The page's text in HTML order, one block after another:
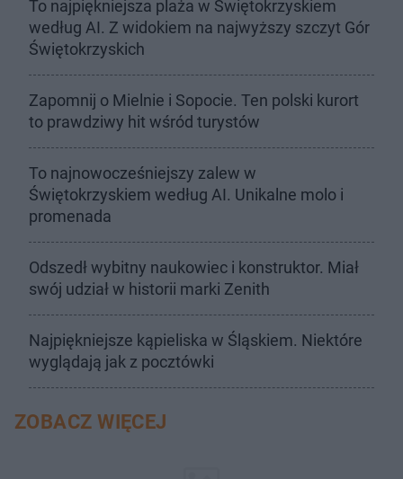
To najpiękniejsza plaża w Świętokrzyskiem
według AI. Z widokiem na najwyższy szczyt Gór
Świętokrzyskich
Zapomnij o Mielnie i Sopocie. Ten polski kurort
to prawdziwy hit wśród turystów
To najnowocześniejszy zalew w
Świętokrzyskiem według AI. Unikalne molo i
promenada
Odszedł wybitny naukowiec i konstruktor. Miał
swój udział w historii marki Zenith
Najpiękniejsze kąpieliska w Śląskiem. Niektóre
wyglądają jak z pocztówki
ZOBACZ WIĘCEJ